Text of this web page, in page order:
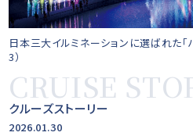
CRUISE
クルーズストーリー
2026.01.30
日本三大イルミネーションに選ばれた
3）